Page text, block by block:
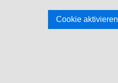
Cookie aktivieren